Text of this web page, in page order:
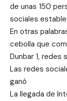
de unas 150
sociales
En otras
cebolla que
Dunbar 1, redes
Las redes
ganó
La llegada de